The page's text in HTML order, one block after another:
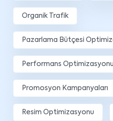
Organik Trafik
Pazarlama Bütçesi
Performans Optimizasyonu
Promosyon Kampanyaları
Resim Optimizasyonu